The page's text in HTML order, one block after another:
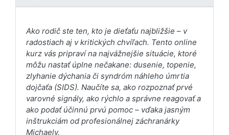
Ako rodič ste ten, kto je dieťaťu najbližšie – v
radostiach aj v kritických chvíľach. Tento online
kurz vás pripraví na najvážnejšie situácie, ktoré
môžu nastať úplne nečakane: dusenie, topenie,
zlyhanie dýchania či syndróm náhleho úmrtia
dojčaťa (SIDS). Naučíte sa, ako rozpoznať prvé
varovné signály, ako rýchlo a správne reagovať a
ako podať účinnú prvú pomoc – vďaka jasným
inštrukciám od profesionálnej záchranárky
Michaely.